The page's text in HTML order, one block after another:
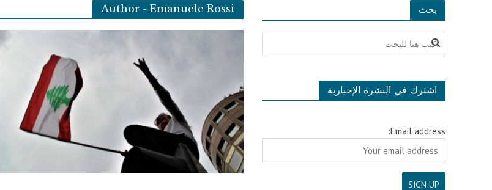
Author - Emanuele Rossi بحث
اشترك في النشرة الإخبارية
Email address: